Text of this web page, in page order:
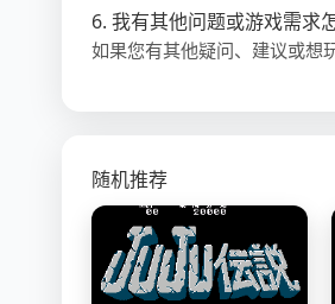
6. 我有其他问题或游戏需求
如果您有其他疑问、建议或想
随机推荐